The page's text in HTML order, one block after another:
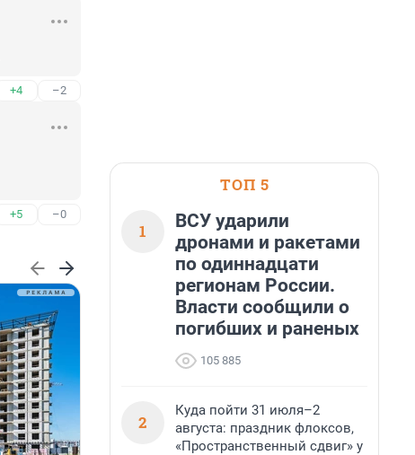
+4 –2
+5 –0
ТОП 5
1
ВСУ ударили
дронами и ракетами
по одиннадцати
регионам России.
Власти сообщили о
погибших и раненых
105 885
2
Куда пойти 31 июля–2
августа: праздник флоксов,
«Пространственный сдвиг» у